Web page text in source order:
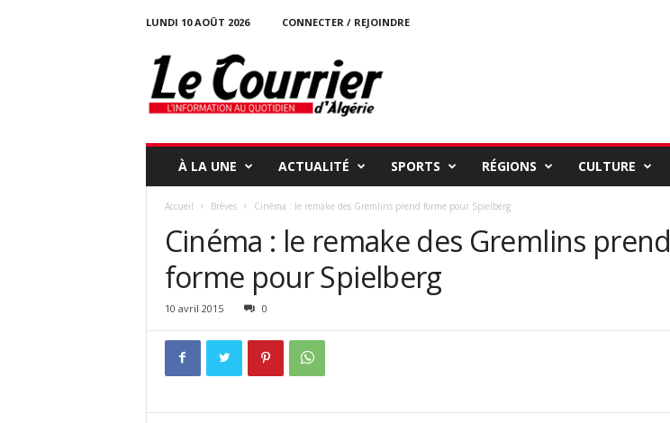
LUNDI 10 AOÛT 2026
CONNECTER / REJOINDRE
o
u
À LA UNE ACTUALITÉ SPORTS RÉGIONS CULTURE
Accueil Brèves Cinéma : le remake des Gremlins prend forme pour Spielberg
Cinéma : le remake des Gremlins prend
forme pour Spielberg
10 avril 2015 0